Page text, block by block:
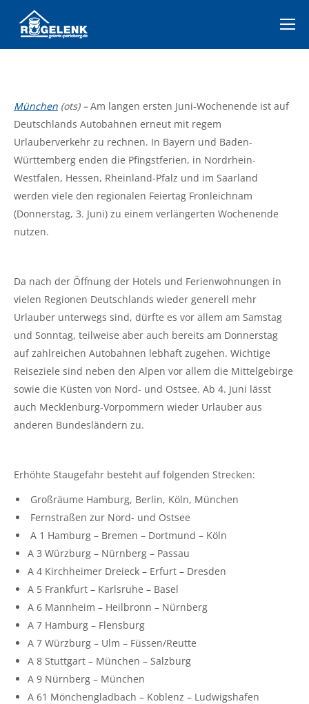
München (ots) –Am langen ersten Juni-Wochenende ist auf
Deutschlands Autobahnen erneut mit regem
Urlauberverkehr zu rechnen. In Bayern und Baden-
Württemberg enden die Pfingstferien, in Nordrhein-
Westfalen, Hessen, Rheinland-Pfalz und im Saarland
werden viele den regionalen Feiertag Fronleichnam
(Donnerstag, 3. Juni) zu einem verlängerten Wochenende
nutzen.
Da nach der Öffnung der Hotels und Ferienwohnungen in
vielen Regionen Deutschlands wieder generell mehr
Urlauber unterwegs sind, dürfte es vor allem am Samstag
und Sonntag, teilweise aber auch bereits am Donnerstag
auf zahlreichen Autobahnen lebhaft zugehen. Wichtige
Reiseziele sind neben den Alpen vor allem die Mittelgebirge
sowie die Küsten von Nord- und Ostsee. Ab 4. Juni lässt
auch Mecklenburg-Vorpommern wieder Urlauber aus
anderen Bundesländern zu.
Erhöhte Staugefahr besteht auf folgenden Strecken:
Großräume Hamburg, Berlin, Köln, München
Fernstraßen zur Nord- und Ostsee
A 1 Hamburg – Bremen – Dortmund – Köln
A 3 Würzburg – Nürnberg – Passau
A 4 Kirchheimer Dreieck – Erfurt – Dresden
A 5 Frankfurt – Karlsruhe – Basel
A 6 Mannheim – Heilbronn – Nürnberg
A 7 Hamburg – Flensburg
A 7 Würzburg – Ulm – Füssen/Reutte
A 8 Stuttgart – München – Salzburg
A 9 Nürnberg – München
A 61 Mönchengladbach – Koblenz – Ludwigshafen